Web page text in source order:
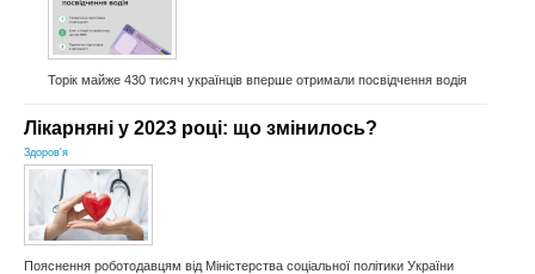
Торік майже 430 тисяч українців вперше отримали посвідчення водія
Лікарняні у 2023 році: що змінилось?
Здоров'я
Пояснення роботодавцям від Міністерства соціальної політики України